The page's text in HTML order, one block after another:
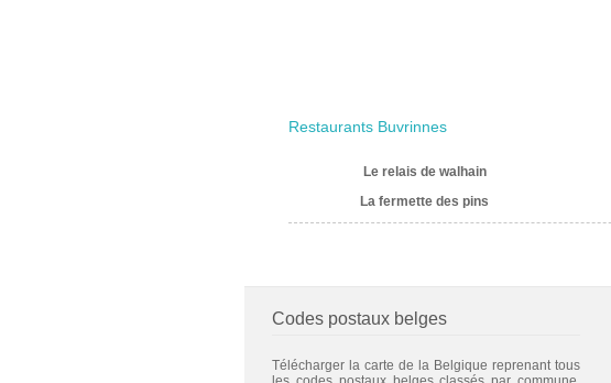
Restaurants Buvrinnes
Le relais de walhain
La fermette des pins
Codes postaux belges
Télécharger la carte de la Belgique reprenant tous